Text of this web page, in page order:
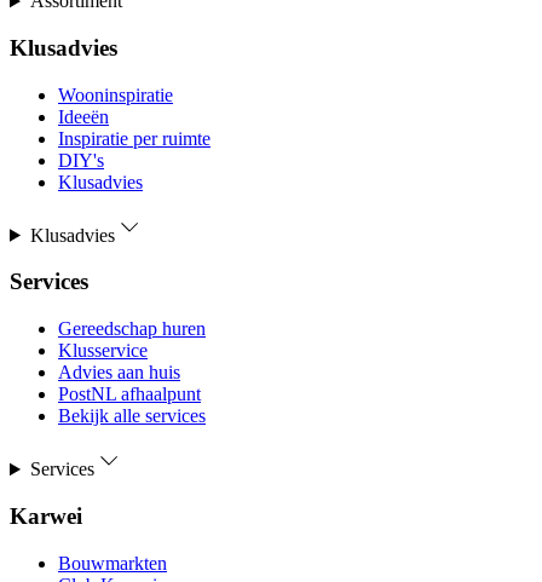
Klusadvies
Wooninspiratie
Ideeën
Inspiratie per ruimte
DIY's
Klusadvies
Klusadvies
Services
Gereedschap huren
Klusservice
Advies aan huis
PostNL afhaalpunt
Bekijk alle services
Services
Karwei
Bouwmarkten